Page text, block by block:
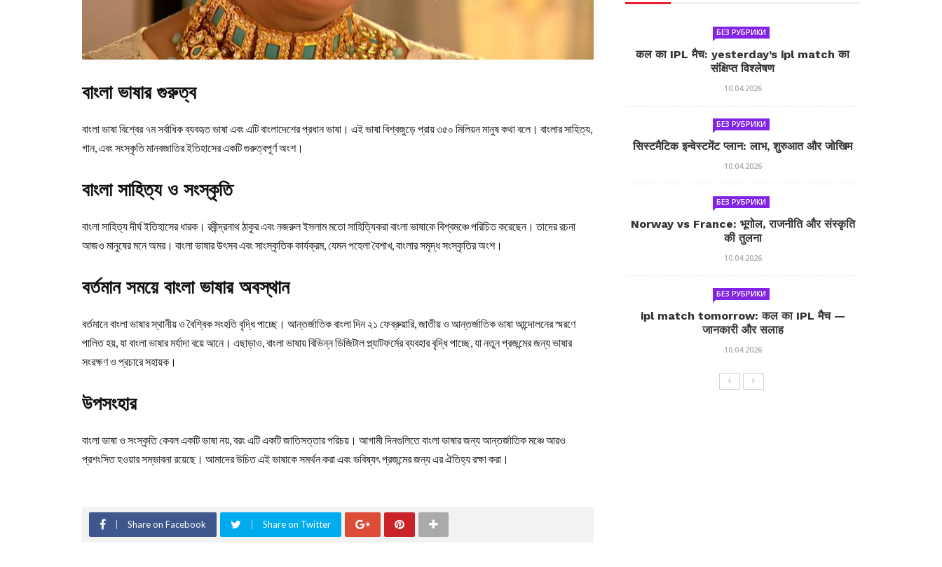
বাংলা ভাষার গুরুত্ব
বাংলা ভাষা বিশ্বের ৭ম সর্বাধিক ব্যবহৃত ভাষা এবং এটি বাংলাদেশের প্রধান ভাষা। এই ভাষা বিশ্বজুড়ে প্রায় ৩৫০ মিলিয়ন মানুষ কথা বলে। বাংলার সাহিত্য,
গান, এবং সংস্কৃতি মানবজাতির ইতিহাসের একটি গুরুত্বপূর্ণ অংশ।
বাংলা সাহিত্য ও সংস্কৃতি
বাংলা সাহিত্য দীর্ঘ ইতিহাসের ধারক। রবীন্দ্রনাথ ঠাকুর এবং নজরুল ইসলাম মতো সাহিত্যিকরা বাংলা ভাষাকে বিশ্বমঞ্চে পরিচিত করেছেন। তাদের রচনা
আজও মানুষের মনে অমর। বাংলা ভাষার উৎসব এবং সাংস্কৃতিক কার্যক্রম, যেমন পহেলা বৈশাখ, বাংলার সমৃদ্ধ সংস্কৃতির অংশ।
বর্তমান সময়ে বাংলা ভাষার অবস্থান
বর্তমানে বাংলা ভাষার স্থানীয় ও বৈশ্বিক সংহতি বৃদ্ধি পাচ্ছে। আন্তর্জাতিক বাংলা দিন ২১ ফেব্রুয়ারি, জাতীয় ও আন্তর্জাতিক ভাষা আন্দোলনের স্মরণে
পালিত হয়, যা বাংলা ভাষার মর্যাদা বয়ে আনে। এছাড়াও, বাংলা ভাষায় বিভিন্ন ডিজিটাল প্ল্যাটফর্মের ব্যবহার বৃদ্ধি পাচ্ছে, যা নতুন প্রজন্মের জন্য ভাষার
সংরক্ষণ ও প্রচারে সহায়ক।
উপসংহার
বাংলা ভাষা ও সংস্কৃতি কেবল একটি ভাষা নয়, বরং এটি একটি জাতিসত্তার পরিচয়। আগামী দিনগুলিতে বাংলা ভাষার জন্য আন্তর্জাতিক মঞ্চে আরও
প্রশংসিত হওয়ার সম্ভাবনা রয়েছে। আমাদের উচিত এই ভাষাকে সমর্থন করা এবং ভবিষ্যৎ প্রজন্মের জন্য এর ঐতিহ্য রক্ষা করা।
Share on Facebook Share on Twitter
БЕЗ РУБРИКИ
कल का IPL मैच: yesterday’s ipl match का
संक्षिप्त विश्लेषण
10.04.2026
БЕЗ РУБРИКИ
सिस्टमैटिक इन्वेस्टमेंट प्लान: लाभ, शुरुआत और जोखिम
10.04.2026
БЕЗ РУБРИКИ
Norway vs France: भूगोल, राजनीति और संस्कृति
की तुलना
10.04.2026
БЕЗ РУБРИКИ
ipl match tomorrow: कल का IPL मैच —
जानकारी और सलाह
10.04.2026